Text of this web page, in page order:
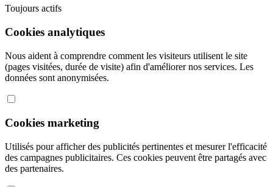
Toujours actifs
Cookies analytiques
Nous aident à comprendre comment les visiteurs utilisent le site
(pages visitées, durée de visite) afin d'améliorer nos services. Les
données sont anonymisées.
Cookies marketing
Utilisés pour afficher des publicités pertinentes et mesurer l'efficacité
des campagnes publicitaires. Ces cookies peuvent être partagés avec
des partenaires.